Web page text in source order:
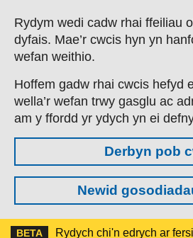
Skip to main content
Rydym wedi cadw rhai ffeiliau
dyfais. Mae’r cwcis hyn yn
wefan weithio.
Hoffem gadw rhai cwcis hefyd
wella’r wefan trwy gasglu ac
am y ffordd yr ydych yn ei
Derbyn pob
Newid
BETA
Rydych chi'n edrych ar